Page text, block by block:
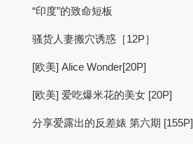
“印度”的致命短板
骚货人妻搬穴诱惑［12P］
[欧美] Alice Wonder[20P]
[欧美] 爱吃爆米花的美女 [20P]
分享爱露出的反差婊 第六期 [155P]